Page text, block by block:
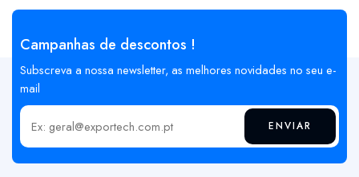
Campanhas de descontos !
Subscreva a nossa newsletter, as melhores novidades no seu e-
mail
Insira o seu email ENVIAR